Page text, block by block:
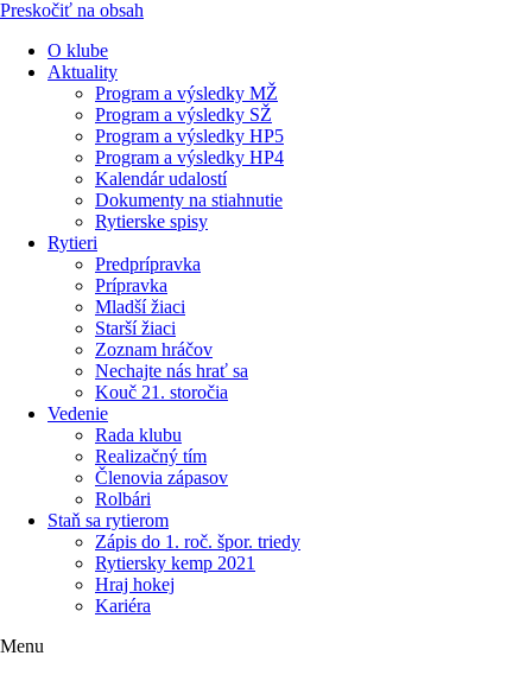
Preskočiť na obsah
O klube
Aktuality
Program a výsledky MŽ
Program a výsledky SŽ
Program a výsledky HP5
Program a výsledky HP4
Kalendár udalostí
Dokumenty na stiahnutie
Rytierske spisy
Rytieri
Predprípravka
Prípravka
Mladší žiaci
Starší žiaci
Zoznam hráčov
Nechajte nás hrať sa
Kouč 21. storočia
Vedenie
Rada klubu
Realizačný tím
Členovia zápasov
Rolbári
Staň sa rytierom
Zápis do 1. roč. špor. triedy
Rytiersky kemp 2021
Hraj hokej
Kariéra
Menu